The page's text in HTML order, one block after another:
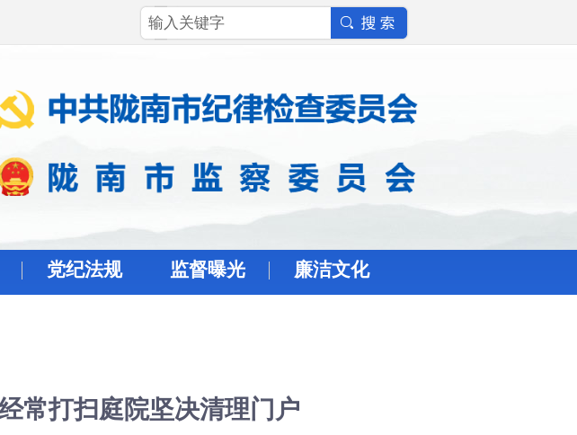
党纪法规 监督曝光 廉洁文化
常打扫庭院坚决清理门户